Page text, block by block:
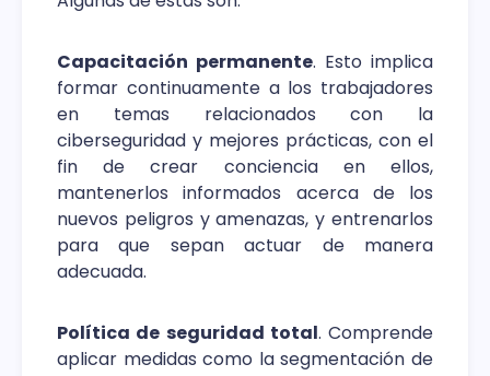
Capacitación permanente. Esto implica
formar continuamente a los trabajadores
en temas relacionados con la
ciberseguridad y mejores prácticas, con el
fin de crear conciencia en ellos,
mantenerlos informados acerca de los
nuevos peligros y amenazas, y entrenarlos
para que sepan actuar de manera
adecuada.
Política de seguridad total. Comprende
aplicar medidas como la segmentación de